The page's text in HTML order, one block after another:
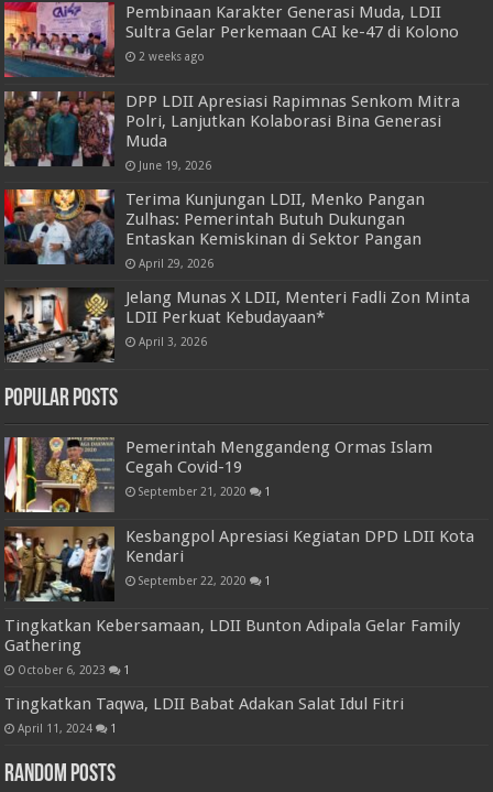
Pembinaan Karakter Generasi Muda, LDII
Sultra Gelar Perkemaan CAI ke-47 di Kolono
2 weeks ago
DPP LDII Apresiasi Rapimnas Senkom Mitra
Polri, Lanjutkan Kolaborasi Bina Generasi
Muda
June 19, 2026
Terima Kunjungan LDII, Menko Pangan
Zulhas: Pemerintah Butuh Dukungan
Entaskan Kemiskinan di Sektor Pangan
April 29, 2026
Jelang Munas X LDII, Menteri Fadli Zon Minta
LDII Perkuat Kebudayaan*
April 3, 2026
Popular Posts
Pemerintah Menggandeng Ormas Islam
Cegah Covid-19
September 21, 2020 1
Kesbangpol Apresiasi Kegiatan DPD LDII Kota
Kendari
September 22, 2020 1
Tingkatkan Kebersamaan, LDII Bunton Adipala Gelar Family
Gathering
October 6, 2023 1
Tingkatkan Taqwa, LDII Babat Adakan Salat Idul Fitri
April 11, 2024 1
Random Posts